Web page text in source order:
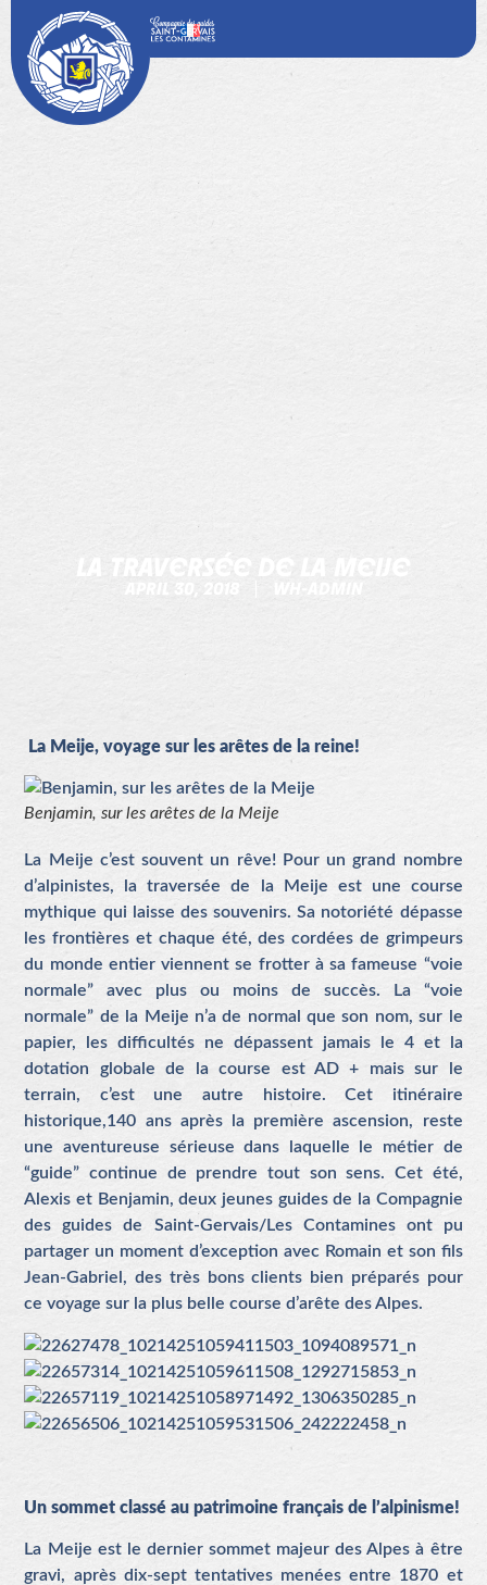
LA TRAVERSÉE DE LA MEIJE
APRIL 30, 2018 WH-ADMIN
La Meije, voyage sur les arêtes de la reine!
Benjamin, sur les arêtes de la Meije
La Meije c’est souvent un rêve! Pour un grand nombre
d’alpinistes, la traversée de la Meije est une course
mythique qui laisse des souvenirs. Sa notoriété dépasse
les frontières et chaque été, des cordées de grimpeurs
du monde entier viennent se frotter à sa fameuse “voie
normale” avec plus ou moins de succès. La “voie
normale” de la Meije n’a de normal que son nom, sur le
papier, les difficultés ne dépassent jamais le 4 et la
dotation globale de la course est AD + mais sur le
terrain, c’est une autre histoire. Cet itinéraire
historique,140 ans après la première ascension, reste
une aventureuse sérieuse dans laquelle le métier de
“guide” continue de prendre tout son sens. Cet été,
Alexis et Benjamin, deux jeunes guides de la Compagnie
des guides de Saint-Gervais/Les Contamines ont pu
partager un moment d’exception avec Romain et son fils
Jean-Gabriel, des très bons clients bien préparés pour
ce voyage sur la plus belle course d’arête des Alpes.
Un sommet classé au patrimoine français de l’alpinisme!
La Meije est le dernier sommet majeur des Alpes à être
gravi, après dix-sept tentatives menées entre 1870 et